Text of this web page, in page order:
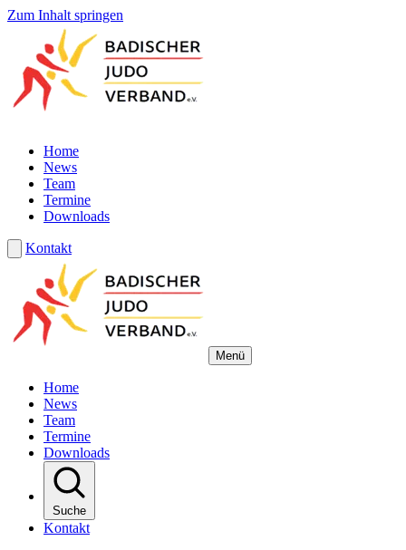
Zum Inhalt springen
Home
News
Team
Termine
Downloads
Kontakt
Menü
Home
News
Team
Termine
Downloads
Suche
Kontakt